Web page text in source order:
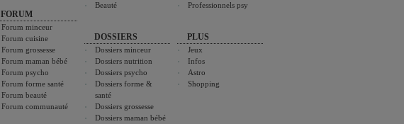
FORUM
Forum minceur
Forum cuisine
Forum grossesse
Forum maman bébé
Forum psycho
Forum forme santé
Forum beauté
Forum communauté
Beauté
DOSSIERS
Dossiers minceur
Dossiers nutrition
Dossiers psycho
Dossiers forme &
santé
Dossiers grossesse
Dossiers maman bébé
Professionnels psy
PLUS
Jeux
Infos
Astro
Shopping